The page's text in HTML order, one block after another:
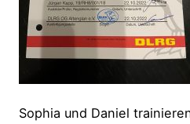
Sophia und Daniel